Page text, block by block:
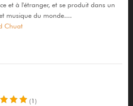
et à l'étranger, et se produit dans un
musique du monde....
Chuat
(1)